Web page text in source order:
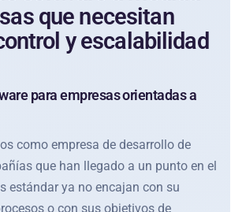
que necesitan
y escalabilidad
para empresas orientadas a
como empresa de desarrollo de
que han llegado a un punto en el
estándar ya no encajan con su
o con sus objetivos de